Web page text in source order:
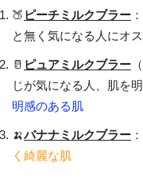
🍑 ピーチミルクブラー
と無く気になる人にオ
🥛 ピュアミルクブラー
じが気になる人、肌を
明感のある肌
🍌バナナミルクブラー
く綺麗な肌